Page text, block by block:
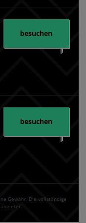
besuchen
besuchen
Gewähr. Die vollständige